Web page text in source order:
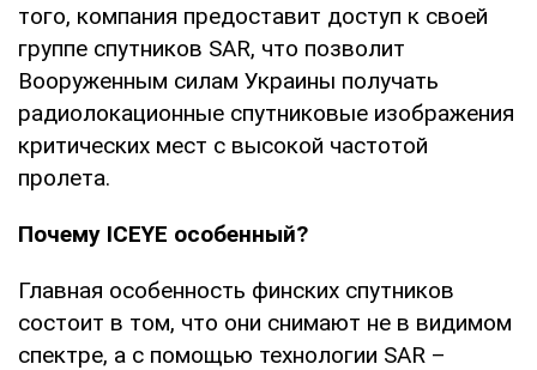
того, компания предоставит доступ к своей
группе спутников SAR, что позволит
Вооруженным силам Украины получать
радиолокационные спутниковые изображения
критических мест с высокой частотой
пролета.
Почему ICEYE особенный?
Главная особенность финских спутников
состоит в том, что они снимают не в видимом
спектре, а с помощью технологии SAR –